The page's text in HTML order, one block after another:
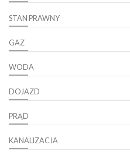
STAN PRAWNY
GAZ
WODA
DOJAZD
PRĄD
KANALIZACJA